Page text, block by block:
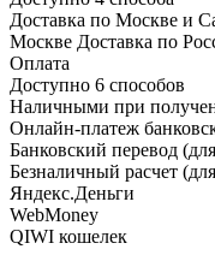
Доставка по Москве и
Москве Доставка по
Оплата
Доступно 6 способов
Наличными при
Онлайн-платеж
Банковский перевод
Безналичный расчет
Яндекс.Деньги
WebMoney
QIWI кошелек